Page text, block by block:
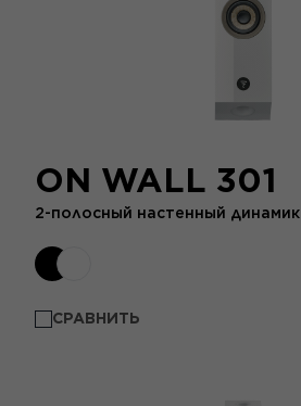
ON WALL 301
2-полосный настенный динамик
СРАВНИТЬ